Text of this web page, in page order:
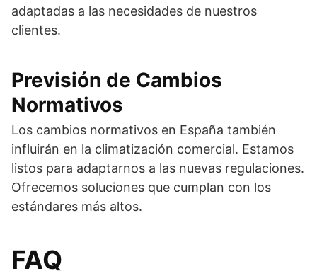
adaptadas a las necesidades de nuestros
clientes.
Previsión de Cambios
Normativos
Los cambios normativos en España también
influirán en la climatización comercial. Estamos
listos para adaptarnos a las nuevas regulaciones.
Ofrecemos soluciones que cumplan con los
estándares más altos.
FAQ